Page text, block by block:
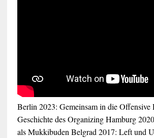
Berlin 2023: Gemeinsam in die Offensive
Geschichte des OrganizingHamburg
als Mukkibuden Belgrad 2017: Left und